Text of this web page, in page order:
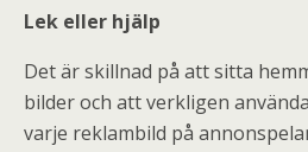
Lek eller hjälp
Det är skillnad på att sitta
bilder och att verkligen
varje reklambild på